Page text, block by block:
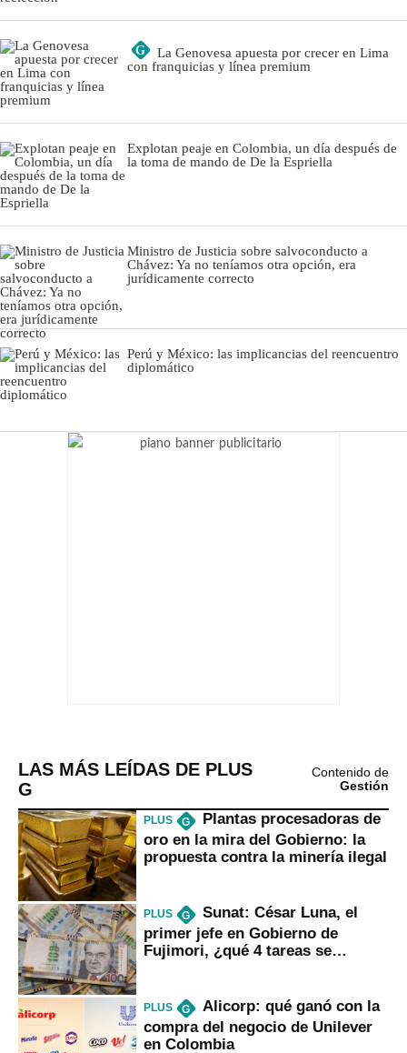
G
La Genovesa apuesta por crecer en Lima
con franquicias y línea premium
Explotan peaje en Colombia, un día después de
la toma de mando de De la Espriella
Ministro de Justicia sobre salvoconducto a
Chávez: Ya no teníamos otra opción, era
jurídicamente correcto
Perú y México: las implicancias del reencuentro
diplomático
LAS MÁS LEÍDAS DE PLUS
G
Contenido de
Gestión
PLUS G
Plantas procesadoras de
oro en la mira del Gobierno: la
propuesta contra la minería ilegal
PLUS G
Sunat: César Luna, el
primer jefe en Gobierno de
Fujimori, ¿qué 4 tareas se
PLUS G
Alicorp: qué ganó con la
compra del negocio de Unilever
en Colombia